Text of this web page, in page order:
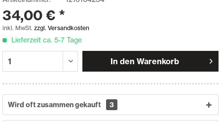
34,00 € *
inkl. MwSt. zzgl. Versandkosten
Lieferzeit ca. 5-7 Tage
In den Warenkorb
Wird oft zusammen gekauft 3